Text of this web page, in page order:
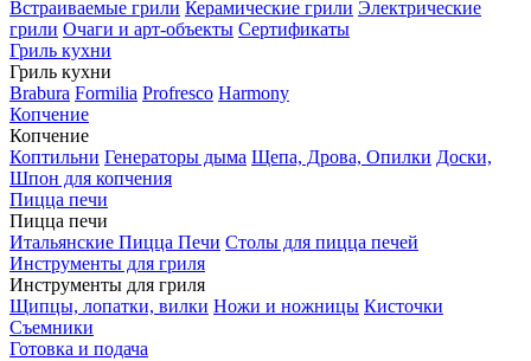
Встраиваемые грили Керамические грили Электрические
грили Очаги и арт-объекты Сертификаты
Гриль кухни
Гриль кухни
Brabura Formilia Profresco Harmony
Копчение
Копчение
Коптильни Генераторы дыма Щепа, Дрова, Опилки Доски,
Шпон для копчения
Пицца печи
Пицца печи
Итальянские Пицца Печи Столы для пицца печей
Инструменты для гриля
Инструменты для гриля
Щипцы, лопатки, вилки Ножи и ножницы Кисточки
Съемники
Готовка и подача